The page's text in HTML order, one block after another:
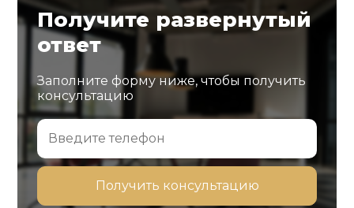
Получите развернутый
ответ
Заполните форму ниже, чтобы получить
консультацию